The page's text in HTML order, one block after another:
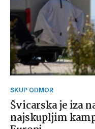
SKUP ODMOR
Švicarska je iza
najskupljim